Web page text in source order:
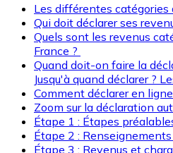
Les différentes catégories
Qui doit déclarer ses
Quels sont les revenus
France ?
Quand doit-on faire la
Jusqu'à quand déclarer ?
Comment déclarer en
Zoom sur la déclaration
Étape 1 : Étapes
Étape 2 :
Étape 3 : Revenus et